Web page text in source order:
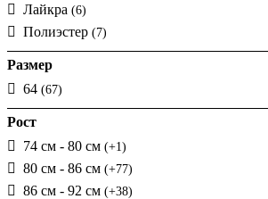
Лайкра (6)
Полиэстер (7)
Размер
64 (67)
Рост
74 см - 80 см (+1)
80 см - 86 см (+77)
86 см - 92 см (+38)